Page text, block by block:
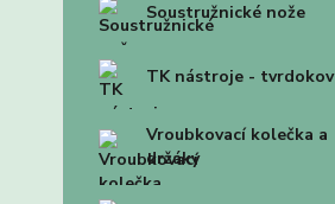
Soustružnické nože
TK nástroje - tvrdokov
Vroubkovací kolečka a
držáky